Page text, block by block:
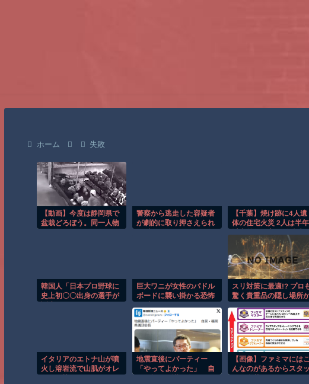
ホーム 失敗
【動画】今度は静岡県で
盆栽どろぼう。同一人物
警察から逃走した容疑者
が劇的に取り押さえられ
【千葉】焼け跡に4人遺
体の住宅火災 2人は半年
韓国人「日本プロ野球に
史上初〇〇出身の選手が
巨大ワニが女性のパドル
ボードに襲い掛かる恐怖
スリ対策に最適!? プロ
驚く貴重品の隠し場所
イタリアのエトナ山が噴
火し溶岩流で山肌がオレ
地震直後にパーティー
「やってよかった」 自
【画像】ファミマにはこ
んなのがあるからスタッ